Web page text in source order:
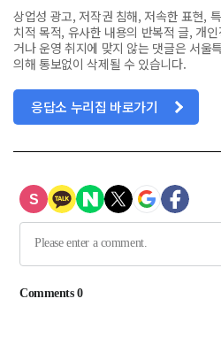
상업성 광고, 저작권 침해, 저속한 표현,
치적 목적, 유사한 내용의 반복적 글, 개
거나 운영 취지에 맞지 않는 댓글은 서울
의해 통보없이 삭제될 수 있습니다.
응답소 누리집 바로가기